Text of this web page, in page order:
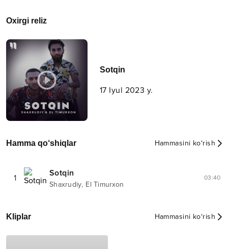
Oxirgi reliz
Sotqin
17 Iyul 2023 y.
Hamma qo‘shiqlar Hammasini ko‘rish
1 Sotqin
Shaxrudiy, El Timurxon
03:40
Kliplar Hammasini ko‘rish